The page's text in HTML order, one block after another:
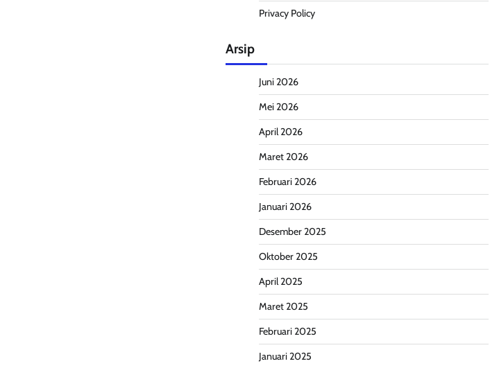
Privacy Policy
Arsip
Juni 2026
Mei 2026
April 2026
Maret 2026
Februari 2026
Januari 2026
Desember 2025
Oktober 2025
April 2025
Maret 2025
Februari 2025
Januari 2025